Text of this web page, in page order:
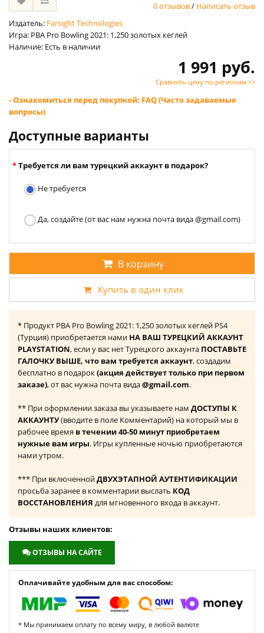
0 отзывов/ Написать отзыв
Издатель: Farsight Technologies
Игра: PBA Pro Bowling 2021: 1,250 золотых кеглей
Наличие: Есть в наличии
1 991 руб.
Сравнить цену по регионам >>
- Ознакомиться перед покупкой: FAQ (Часто задаваемые
вопросы)
Доступные варианты
Требуется ли вам турецкий аккаунт в подарок?
Не требуется
Да, создайте (от вас нам нужна почта вида @gmail.com)
В корзину
Купить в один клик
* Продукт PBA Pro Bowling 2021: 1,250 золотых кеглей PS4
(Турция) приобретается нами НА ВАШ ТУРЕЦКИЙ АККАУНТ
PLAYSTATION, если у вас нет Турецкого аккаунта ПОСТАВЬТЕ
ГАЛОЧКУ ВЫШЕ, что вам требуется аккаунт, создадим
бесплатно в подарок(акция действует только при первом
заказе), от вас нужна почта вида@gmail.com.
** При оформлении заказа вы указываете нам ДОСТУПЫ К
АККАУНТУ(вводите в поле Комментарий) на который мы в
рабочее время в течении 40-50 минут приобретаем
нужные вам игры. Игры купленные ночью приобретаются
нами утром.
*** При включеннойДВУХЭТАПНОЙ АУТЕНТИФИКАЦИИ
просьба заранее в комментарии выслать КОД
ВОССТАНОВЛЕНИЯ для мгновенного входа в аккаунт.
Отзывы наших клиентов:
ОТЗЫВЫ НА САЙТЕ
Оплачивайте удобным для вас способом:
* Мы принимаем оплату по всему миру, в любой валюте